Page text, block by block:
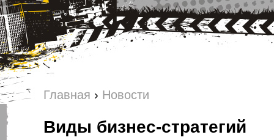
Главная › Новости
Виды бизнес-стратегий